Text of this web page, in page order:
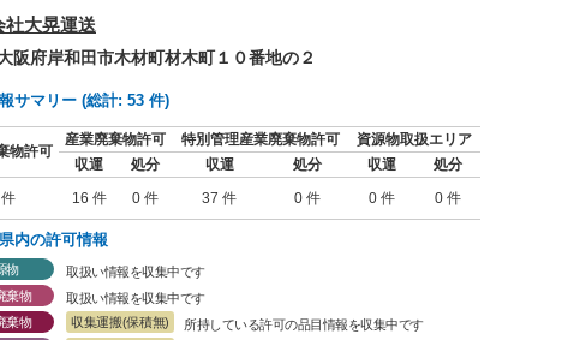
社大晃運送
阪府岸和田市木材町材木町１０番地の２
サマリー (総計: 53 件)
物許可
産業廃棄物許可 特別管理産業廃棄物許可
資源物取扱エリア
収運
処分 収運 処分 収運
処分
16 件 0 件 37 件 0 件 0 件 0 件
内の許可情報
物
取扱い情報を収集中です
棄物
取扱い情報を収集中です
棄物
収集運搬(保積無)
所持している許可の品目情報を収集中です